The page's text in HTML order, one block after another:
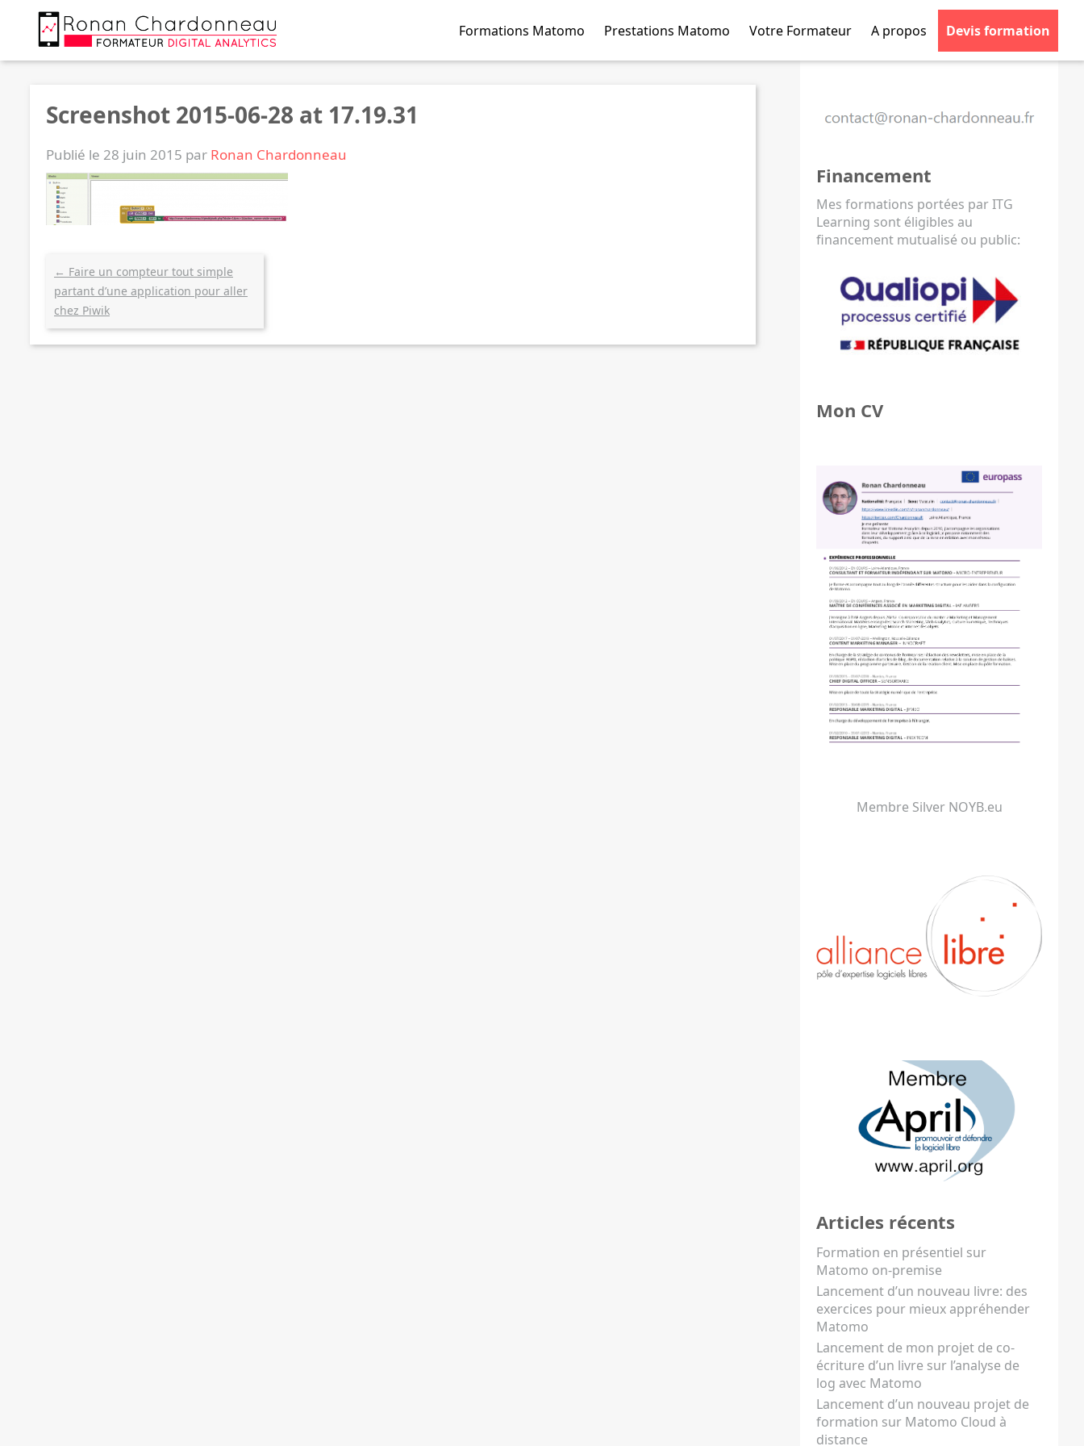
Formations Matomo Prestations Matomo Votre Formateur A propos Devis formation
Screenshot 2015-06-28 at 17.19.31
Publié le 28 juin 2015 par Ronan Chardonneau
← Faire un compteur tout simple
partant d’une application pour aller
chez Piwik
Financement
Mes formations portées par ITG
Learning sont éligibles au
financement mutualisé ou public:
Mon CV
Membre Silver NOYB.eu
Articles récents
Formation en présentiel sur
Matomo on-premise
Lancement d’un nouveau livre: des
exercices pour mieux appréhender
Matomo
Lancement de mon projet de co-
écriture d’un livre sur l’analyse de
log avec Matomo
Lancement d’un nouveau projet de
formation sur Matomo Cloud à
distance